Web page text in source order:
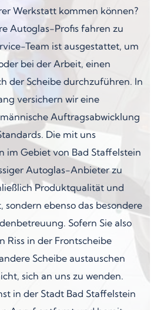
Werkstatt kommen können?
Autoglas-Profis fahren zu
Team ist ausgestattet, um
bei der Arbeit, einen
der Scheibe durchzuführen. In
versichern wir eine
Auftragsabwicklung
Die mit uns
im Gebiet von Bad Staffelstein
Autoglas-Anbieter zu
Produktqualität und
ebenso das besondere
Sofern Sie also
Riss in der Frontscheibe
Scheibe austauschen
sich an uns zu wenden.
in der Stadt Bad Staffelstein